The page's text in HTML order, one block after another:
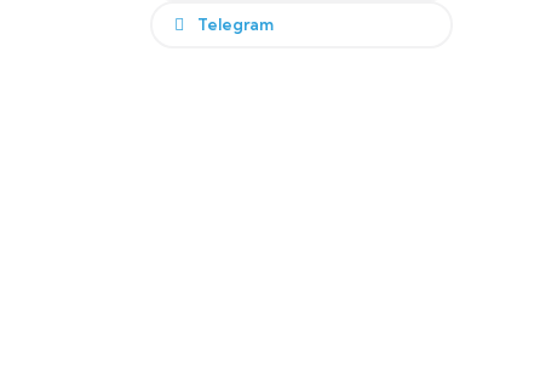
Telegram